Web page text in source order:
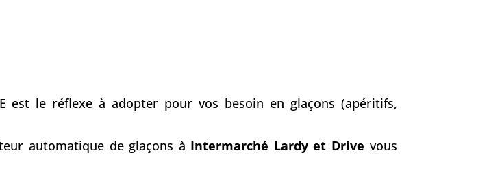
est le réflexe à adopter pour vos besoin en glaçons (apéritifs,
automatique de glaçons à Intermarché Lardy et Drive vous